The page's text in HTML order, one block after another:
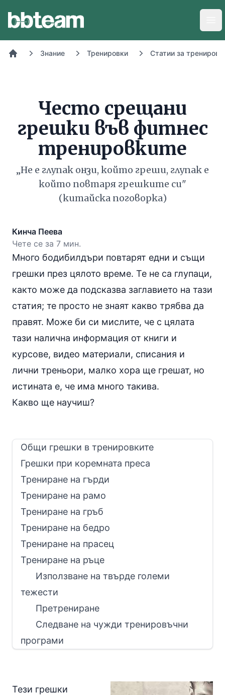
Знание Тренировки Статии за
Често срещани
грешки във фитнес
тренировките
„Не е глупак онзи, който греши, глупак е
който повтаря грешките си"
(китайска поговорка)
Кинча Пеева
Чете се за 7 мин.
Много бодибилдъри повтарят едни и същи
грешки през цялото време. Те не са глупаци,
както може да подсказва заглавието на тази
статия; те просто не знаят какво трябва да
правят. Може би си мислите, че с цялата
тази налична информация от книги и
курсове, видео материали, списания и
лични треньори, малко хора ще грешат, но
истината е, че има много такива.
Какво ще научиш?
Общи грешки в тренировките
Грешки при коремната преса
Трениране на гърди
Трениране на рамо
Трениране на гръб
Трениране на бедро
Трениране на прасец
Трениране на ръце
Използване на твърде големи
тежести
Претрениране
Следване на чужди тренировъчни
програми
Тези грешки